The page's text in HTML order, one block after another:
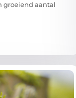
groeiend aantal